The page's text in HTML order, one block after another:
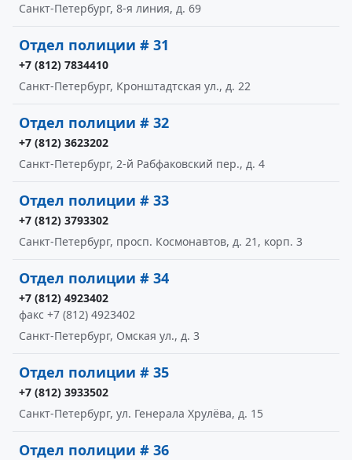
Санкт-Петербург, 8-я линия, д. 69
Отдел полиции # 31
+7 (812) 7834410
Санкт-Петербург, Кронштадтская ул., д. 22
Отдел полиции # 32
+7 (812) 3623202
Санкт-Петербург, 2-й Рабфаковский пер., д. 4
Отдел полиции # 33
+7 (812) 3793302
Санкт-Петербург, просп. Космонавтов, д. 21, корп. 3
Отдел полиции # 34
+7 (812) 4923402
факс +7 (812) 4923402
Санкт-Петербург, Омская ул., д. 3
Отдел полиции # 35
+7 (812) 3933502
Санкт-Петербург, ул. Генерала Хрулёва, д. 15
Отдел полиции # 36